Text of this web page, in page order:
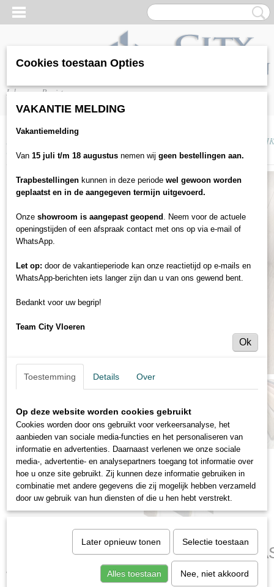
Inloggen Registreren
Home
PARADOR TRENDTIME 6 -
GEKALKT
PARADOR TRENDTIME 6 - EIKEN
WIT GEKALKT
Cookies toestaan Opties
VAKANTIE MELDING
Vakantiemelding
Van 15 juli t/m 18 augustus nemen wij geen bestellingen aan.
Trapbestellingen kunnen in deze periode wel gewoon worden
geplaatst en in de aangegeven termijn uitgevoerd.
Onze showroom is aangepast geopend . Neem voor de actuele
openingstijden of een afspraak contact met ons op via e-mail of
WhatsApp.
Let op: door de vakantieperiode kan onze reactietijd op e-mails en
WhatsApp-berichten iets langer zijn dan u van ons gewend bent.
Bedankt voor uw begrip!
Team City Vloeren
Ok
Toestemming Details Over
Op deze website worden cookies gebruikt
Cookies worden door ons gebruikt voor verkeersanalyse, het
aanbieden van sociale media-functies en het personaliseren van
informatie en advertenties. Daarnaast verlenen we onze sociale
media-, advertentie- en analysepartners toegang tot informatie over
hoe u onze site gebruikt. Zij kunnen deze informatie gebruiken in
combinatie met andere gegevens die zij mogelijk hebben verzameld
door uw gebruik van hun diensten of die u hen hebt verstrekt.
Later opnieuw tonen Selectie toestaan
Alles toestaan Nee, niet akkoord